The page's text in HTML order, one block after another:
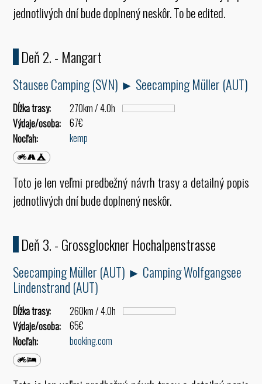
jednotlivých dní bude doplnený neskôr. To be edited.
Deň 2. - Mangart
Stausee Camping (SVN) ► Seecamping Müller (AUT)
Dĺžka trasy:
Výdaje/osoba:
Nocľah:
270km / 4.0h
67€
kemp
Toto je len veľmi predbežný návrh trasy a detailný popis
jednotlivých dní bude doplnený neskôr.
Deň 3. - Grossglockner Hochalpenstrasse
Seecamping Müller (AUT) ► Camping Wolfgangsee
Lindenstrand (AUT)
Dĺžka trasy:
Výdaje/osoba:
Nocľah:
260km / 4.0h
65€
booking.com